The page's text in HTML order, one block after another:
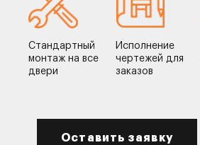
Стандартный
монтаж на все
двери
Исполнение
чертежей для
заказов
Оставить заявку